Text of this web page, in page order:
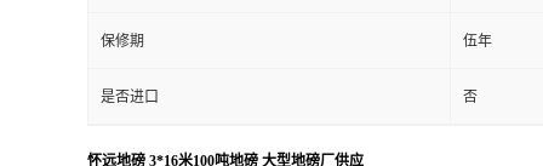
保修期 伍年
是否进口 否
怀远地磅 3*16米100吨地磅 大型地磅厂供应